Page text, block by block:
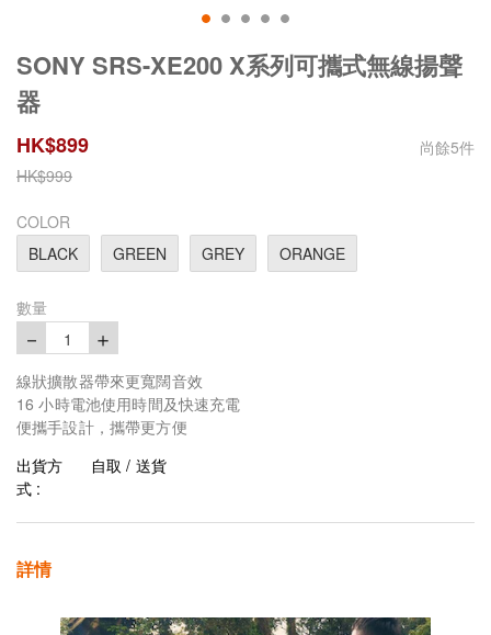
SONY SRS-XE200 X系列可攜式無線揚聲
器
HK$899 尚餘5件
HK$999
COLOR
BLACK
GREEN GREY ORANGE
數量
－ 1 ＋
線狀擴散器帶來更寬闊音效
16 小時電池使用時間及快速充電
便攜手設計，攜帶更方便
出貨方
式 :
自取 / 送貨
詳情